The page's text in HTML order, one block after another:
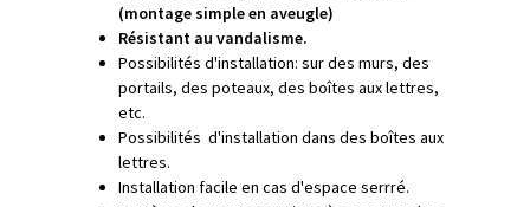
(montage simple en aveugle)
Résistant au vandalisme.
Possibilités d'installation: sur des murs, des
portails, des poteaux, des boîtes aux lettres,
etc.
Possibilités d'installation dans des boîtes aux
lettres.
Installation facile en cas d'espace serrré.